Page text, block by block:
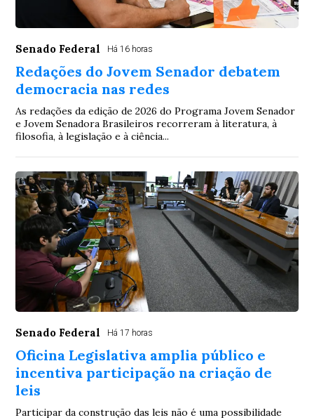
Senado Federal Há 16 horas
Redações do Jovem Senador debatem
democracia nas redes
As redações da edição de 2026 do Programa Jovem Senador
e Jovem Senadora Brasileiros recorreram à literatura, à
filosofia, à legislação e à ciência...
Senado Federal Há 17 horas
Oficina Legislativa amplia público e
incentiva participação na criação de
leis
Participar da construção das leis não é uma possibilidade